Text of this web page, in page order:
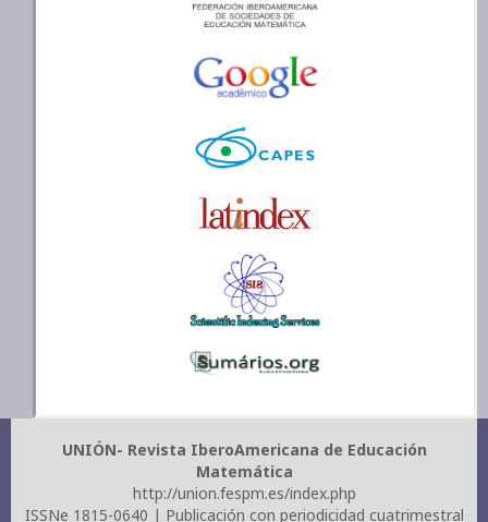
UNIÓN- Revista IberoAmericana de Educación
Matemática
http://union.fespm.es/index.php
ISSNe 1815-0640 | Publicación con periodicidad cuatrimestral